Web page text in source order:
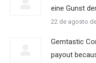
eine Gunst
22 de agosto
Gemtastic
payout